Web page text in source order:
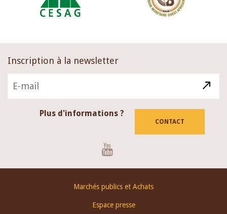
Inscription à la newsletter
Plus d'informations ?
CONTACT
Marchés publics et Achats
Espace presse